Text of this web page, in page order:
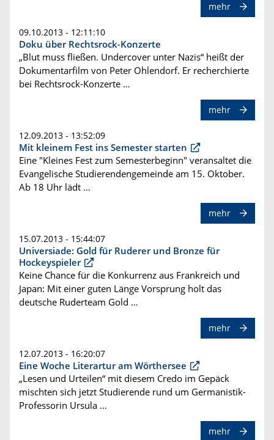
mehr
09.10.2013 - 12:11:10
Doku über Rechtsrock-Konzerte
„Blut muss fließen. Undercover unter Nazis“ heißt der
Dokumentarfilm von Peter Ohlendorf. Er recherchierte
bei Rechtsrock-Konzerte …
mehr
12.09.2013 - 13:52:09
Mit kleinem Fest ins Semester starten
Eine "Kleines Fest zum Semesterbeginn" veransaltet die
Evangelische Studierendengemeinde am 15. Oktober.
Ab 18 Uhr lädt …
mehr
15.07.2013 - 15:44:07
Universiade: Gold für Ruderer und Bronze für
Hockeyspieler
Keine Chance für die Konkurrenz aus Frankreich und
Japan: Mit einer guten Länge Vorsprung holt das
deutsche Ruderteam Gold …
mehr
12.07.2013 - 16:20:07
Eine Woche Literartur am Wörthersee
„Lesen und Urteilen“ mit diesem Credo im Gepäck
mischten sich jetzt Studierende rund um Germanistik-
Professorin Ursula …
mehr